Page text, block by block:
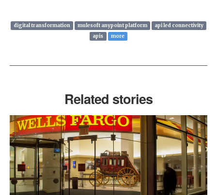
digital transformation mulesoft anypoint platform
api led connectivity
apis
more
Related stories